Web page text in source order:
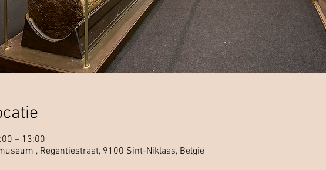
– 13:00
, Regentiestraat, 9100 Sint-Niklaas, België